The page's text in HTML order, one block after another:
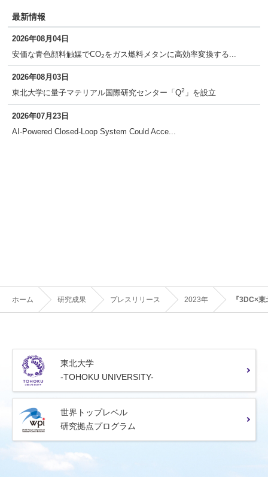
最新情報
2026年08月04日
安価な青色顔料触媒でCO2をガス燃料メタンに高効率変換する...
2026年08月03日
東北大学に量子マテリアル国際研究センター「Q2 」を設立
2026年07月23日
AI-Powered Closed-Loop System Could Acce...
ホーム 研究成果 プレスリリース 2023年 『3DC×
東北大学
-TOHOKU UNIVERSITY-
世界トップレベル
研究拠点プログラム